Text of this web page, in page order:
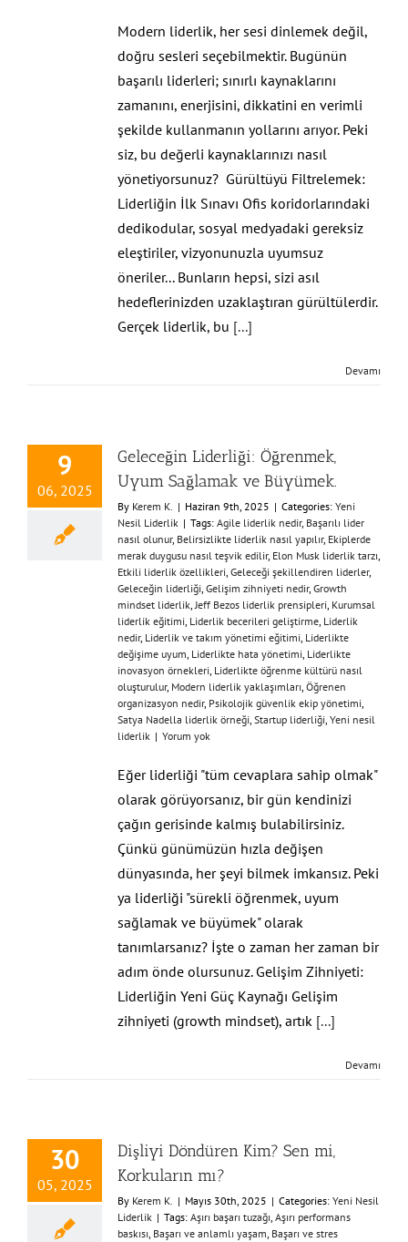
Modern liderlik, her sesi dinlemek değil,
doğru sesleri seçebilmektir. Bugünün
başarılı liderleri; sınırlı kaynaklarını
zamanını, enerjisini, dikkatini en verimli
şekilde kullanmanın yollarını arıyor. Peki
siz, bu değerli kaynaklarınızı nasıl
yönetiyorsunuz? Gürültüyü Filtrelemek:
Liderliğin İlk Sınavı Ofis koridorlarındaki
dedikodular, sosyal medyadaki gereksiz
eleştiriler, vizyonunuzla uyumsuz
öneriler... Bunların hepsi, sizi asıl
hedeflerinizden uzaklaştıran gürültülerdir.
Gerçek liderlik, bu [...]
Devamı
9
06, 2025
Geleceğin Liderliği: Öğrenmek,
Uyum Sağlamak ve Büyümek.
By Kerem K. | Haziran 9th, 2025 | Categories: Yeni
Nesil Liderlik | Tags: Agile liderlik nedir, Başarılı lider
nasıl olunur, Belirsizlikte liderlik nasıl yapılır, Ekiplerde
merak duygusu nasıl teşvik edilir, Elon Musk liderlik tarzı,
Etkili liderlik özellikleri, Geleceği şekillendiren liderler,
Geleceğin liderliği, Gelişim zihniyeti nedir, Growth
mindset liderlik,Jeff Bezos liderlik prensipleri, Kurumsal
liderlik eğitimi, Liderlik becerileri geliştirme, Liderlik
nedir, Liderlik ve takım yönetimi eğitimi, Liderlikte
değişime uyum, Liderlikte hata yönetimi, Liderlikte
inovasyon örnekleri, Liderlikte öğrenme kültürü nasıl
oluşturulur, Modern liderlik yaklaşımları, Öğrenen
organizasyon nedir, Psikolojik güvenlik ekip yönetimi,
Satya Nadella liderlik örneği, Startup liderliği, Yeni nesil
liderlik | Yorum yok
Eğer liderliği "tüm cevaplara sahip olmak"
olarak görüyorsanız, bir gün kendinizi
çağın gerisinde kalmış bulabilirsiniz.
Çünkü günümüzün hızla değişen
dünyasında, her şeyi bilmek imkansız. Peki
ya liderliği "sürekli öğrenmek, uyum
sağlamak ve büyümek" olarak
tanımlarsanız? İşte o zaman her zaman bir
adım önde olursunuz. Gelişim Zihniyeti:
Liderliğin Yeni Güç Kaynağı Gelişim
zihniyeti (growth mindset), artık [...]
Devamı
30
05, 2025
Dişliyi Döndüren Kim? Sen mi,
Korkuların mı?
By Kerem K. | Mayıs 30th, 2025 | Categories: Yeni Nesil
Liderlik | Tags: Aşırı başarı tuzağı, Aşırı performans
baskısı, Başarı ve anlamlı yaşam, Başarı ve stres